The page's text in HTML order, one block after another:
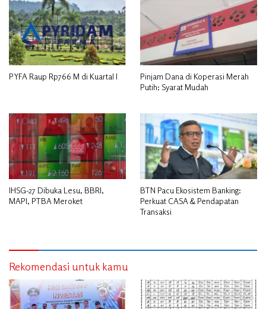
PYFA Raup Rp766 M di Kuartal I
Pinjam Dana di Koperasi Merah
Putih: Syarat Mudah
IHSG-27 Dibuka Lesu, BBRI,
MAPI, PTBA Meroket
BTN Pacu Ekosistem Banking:
Perkuat CASA & Pendapatan
Transaksi
Rekomendasi untuk kamu